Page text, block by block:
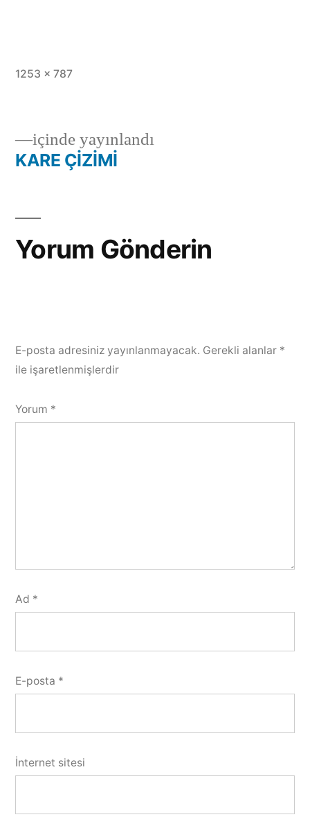
Tam
1253 × 787
Yazı
içinde yayınlandı
KARE ÇİZİMİ
Yorum Gönderin
E-posta adresiniz yayınlanmayacak. Gerekli alanlar *
ile işaretlenmişlerdir
Yorum *
Ad *
E-posta *
İnternet sitesi